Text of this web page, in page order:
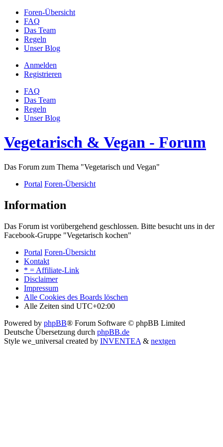
Foren-Übersicht
FAQ
Das Team
Regeln
Unser Blog
Anmelden
Registrieren
FAQ
Das Team
Regeln
Unser Blog
Vegetarisch & Vegan - Forum
Das Forum zum Thema "Vegetarisch und Vegan"
Portal Foren-Übersicht
Information
Das Forum ist vorübergehend geschlossen. Bitte besucht uns in der
Facebook-Gruppe "Vegetarisch kochen"
Portal Foren-Übersicht
Kontakt
* = Affiliate-Link
Disclaimer
Impressum
Alle Cookies des Boards löschen
Alle Zeiten sind UTC+02:00
Powered by phpBB® Forum Software © phpBB Limited
Deutsche Übersetzung durch phpBB.de
Style we_universal created by INVENTEA & nextgen